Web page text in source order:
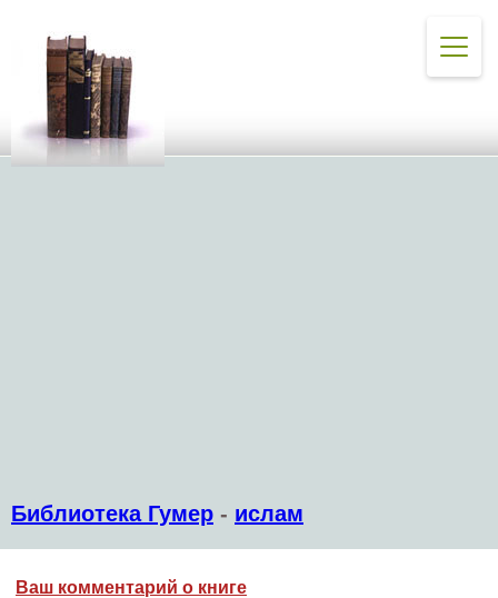
Библиотека Гумер - ислам
Ваш комментарий о книге